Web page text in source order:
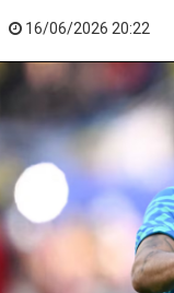
16/06/2026 20:22